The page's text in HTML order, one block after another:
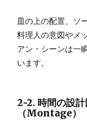
皿の上の配置、ソ
料理人の意図やメ
アン・シーンは一
います。
2-2. 時間の設
（Montage）